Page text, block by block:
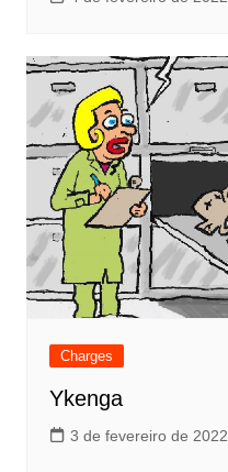
Charges
Ykenga
3 de fevereiro de 2022